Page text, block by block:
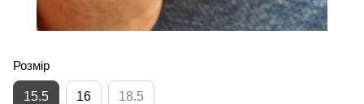
Розмір
15.5 16 18.5